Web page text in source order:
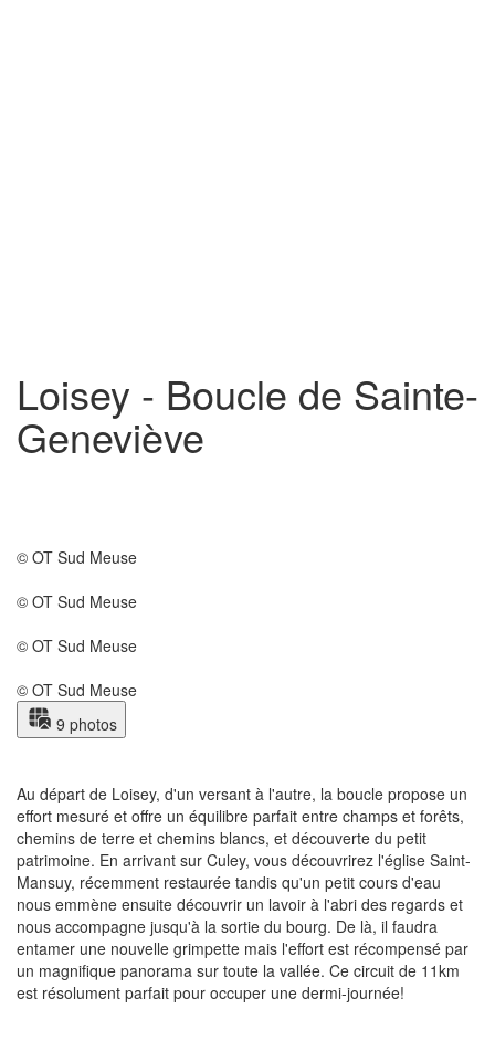
Loisey - Boucle de Sainte-
Geneviève
© OT Sud Meuse
© OT Sud Meuse
© OT Sud Meuse
© OT Sud Meuse
9 photos
Au départ de Loisey, d'un versant à l'autre, la boucle propose un
effort mesuré et offre un équilibre parfait entre champs et forêts,
chemins de terre et chemins blancs, et découverte du petit
patrimoine. En arrivant sur Culey, vous découvrirez l'église Saint-
Mansuy, récemment restaurée tandis qu'un petit cours d'eau
nous emmène ensuite découvrir un lavoir à l'abri des regards et
nous accompagne jusqu'à la sortie du bourg. De là, il faudra
entamer une nouvelle grimpette mais l'effort est récompensé par
un magnifique panorama sur toute la vallée. Ce circuit de 11km
est résolument parfait pour occuper une dermi-journée!